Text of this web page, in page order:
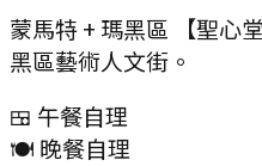
蒙馬特 + 瑪黑區 【聖心
黑區藝術人文街。
🍱 午餐自理
🍽️ 晚餐自理